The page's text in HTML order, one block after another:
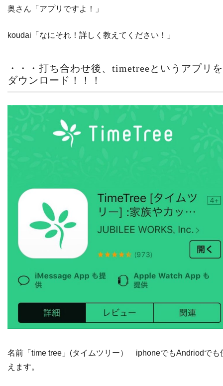
奥さん「アプリですよ！」
koudai「なにそれ！詳しく教えてください！」
・・・打ち合わせ後、timetreeというアプリを
ダウンロード！！！
名前「time tree」(タイムツリー） iphoneでもAndriodでも
えます。